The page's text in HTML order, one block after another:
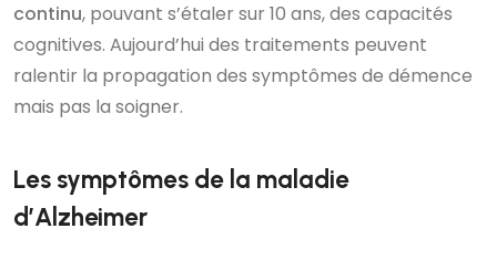
continu, pouvant s’étaler sur 10 ans, des capacités
cognitives. Aujourd’hui des traitements peuvent
ralentir la propagation des symptômes de démence
mais pas la soigner.
Les symptômes de la maladie
d’Alzheimer